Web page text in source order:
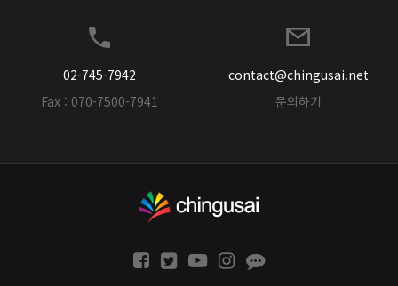
02-745-7942
Fax : 070-7500-7941
contact@chingusai.net
문의하기